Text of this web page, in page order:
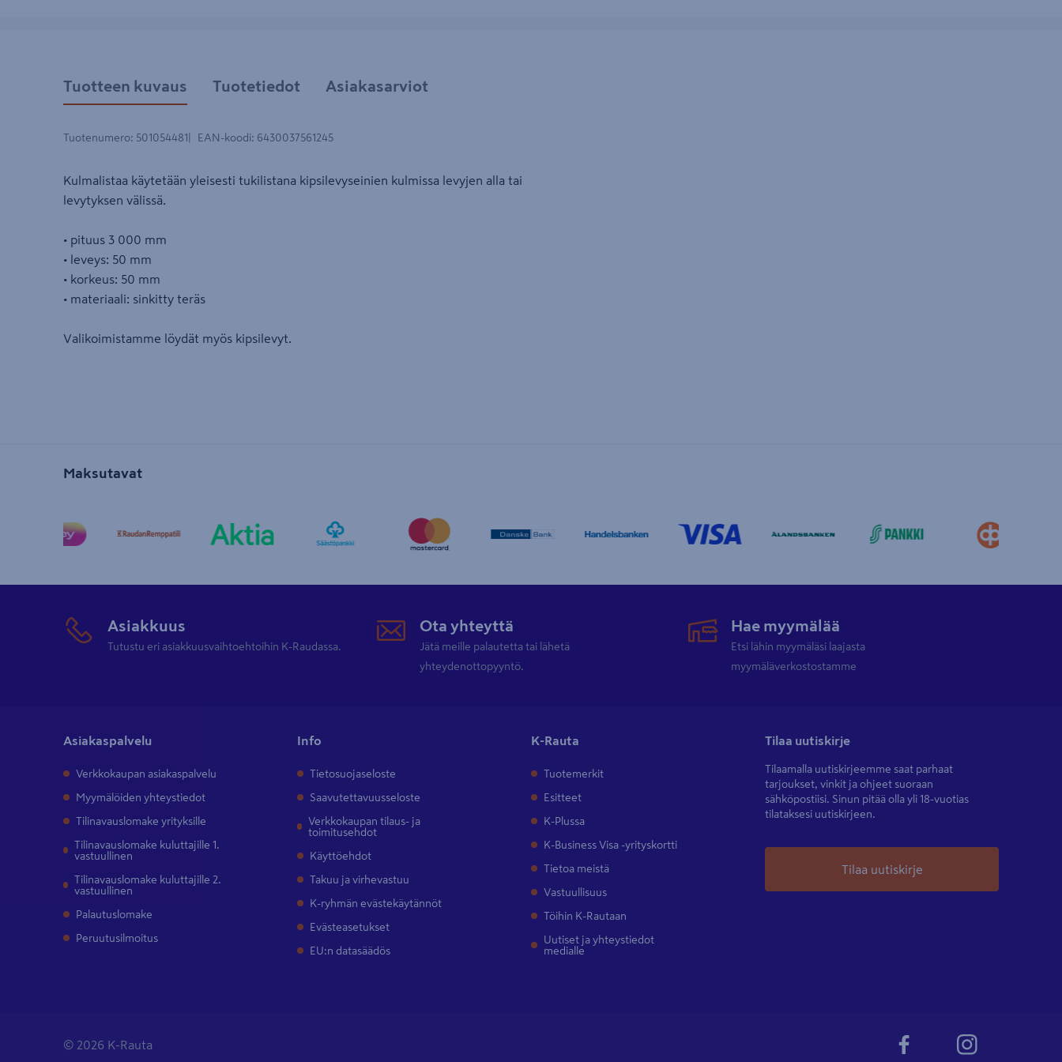
Tuotteen kuvaus Tuotetiedot Asiakasarviot
Tuotenumero: 501054481 EAN-koodi: 6430037561245
Kulmalistaa käytetään yleisesti tukilistana kipsilevyseinien kulmissa levyjen alla tai
levytyksen välissä.
• pituus 3 000 mm
• leveys: 50 mm
• korkeus: 50 mm
• materiaali: sinkitty teräs
Valikoimistamme löydät myös kipsilevyt.
Maksutavat
Asiakkuus
Tutustu eri asiakkuusvaihtoehtoihin K-Raudassa.
Ota yhteyttä
Jätä meille palautetta tai lähetä
yhteydenottopyyntö.
Hae myymälää
Etsi lähin myymäläsi laajasta
myymäläverkostostamme
Asiakaspalvelu
Verkkokaupan asiakaspalvelu
Myymälöiden yhteystiedot
Tilinavauslomake yrityksille
Tilinavauslomake kuluttajille 1.
vastuullinen
Tilinavauslomake kuluttajille 2.
vastuullinen
Palautuslomake
Peruutusilmoitus
Info
Tietosuojaseloste
Saavutettavuusseloste
Verkkokaupan tilaus- ja
toimitusehdot
Käyttöehdot
Takuu ja virhevastuu
K-ryhmän evästekäytännöt
Evästeasetukset
EU:n datasäädös
K-Rauta
Tuotemerkit
Esitteet
K-Plussa
K-Business Visa -yrityskortti
Tietoa meistä
Vastuullisuus
Töihin K-Rautaan
Uutiset ja yhteystiedot
medialle
Tilaa uutiskirje
Tilaamalla uutiskirjeemme saat parhaat
tarjoukset, vinkit ja ohjeet suoraan
sähköpostiisi. Sinun pitää olla yli 18-vuotias
tilataksesi uutiskirjeen.
Tilaa uutiskirje
© 2026 K-Rauta